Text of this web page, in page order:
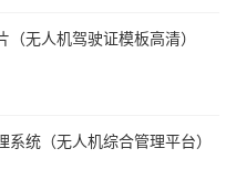
无人机驾驶证模板高清）
统（无人机综合管理平台）